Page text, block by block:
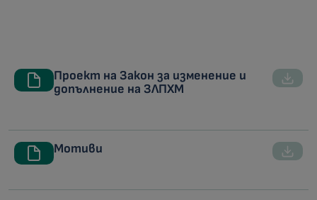
Проект на Закон за изменение и
допълнение на ЗЛПХМ
Мотиви